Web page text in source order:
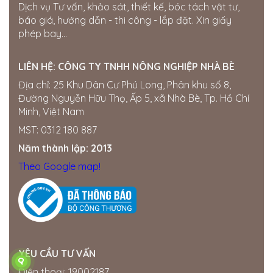
Thế giới điện nước Đắk Nông
205 Quang Trung, Phường Nghĩa Tân, Gia Nghĩa, Đắk
Nông
Khu Đức Thọ, thị trấn Đức Phong, Bù Đăng, Bình
Phước
0834560958
Miền Nam ·SỐ 16 ẤP, Hội Phú, Tân Châu, Tây Ninh,
Việt Nam
Cửa hàng điện nước Lâm Tuấn
Miền Nam ·113 ĐT713, Đức Hạnh, Đức Linh, Bình
Dịch vụ Tư vấn, khảo sát, thiết kế, bóc tách vật tư,
báo giá, hướng dẫn - thi công - lắp đặt. Xin giấy
phép bay...
LIÊN HỆ: CÔNG TY TNHH NÔNG NGHIỆP NHÀ BÈ
Địa chỉ: 25 Khu Dân Cư Phú Long, Phân khu số 8,
Đường Nguyễn Hữu Thọ, Ấp 5, xã Nhà Bè, Tp. Hồ Chí
Minh, Việt Nam
MST: 0312 180 887
Năm thành lập: 2013
Theo Google map!
YÊU CẦU TƯ VẤN